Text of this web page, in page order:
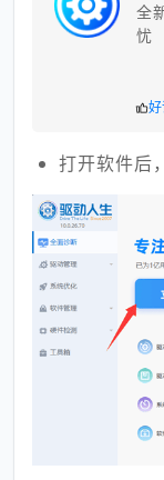
全
忧
打开软件后